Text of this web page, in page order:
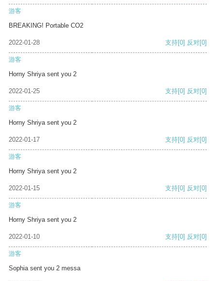
游客
BREAKING! Portable CO2
2022-01-28 支持[0] 反对[0]
游客
Horny Shriya sent you 2
2022-01-25 支持[0] 反对[0]
游客
Horny Shriya sent you 2
2022-01-17 支持[0] 反对[0]
游客
Horny Shriya sent you 2
2022-01-15 支持[0] 反对[0]
游客
Horny Shriya sent you 2
2022-01-10 支持[0] 反对[0]
游客
Sophia sent you 2 messa